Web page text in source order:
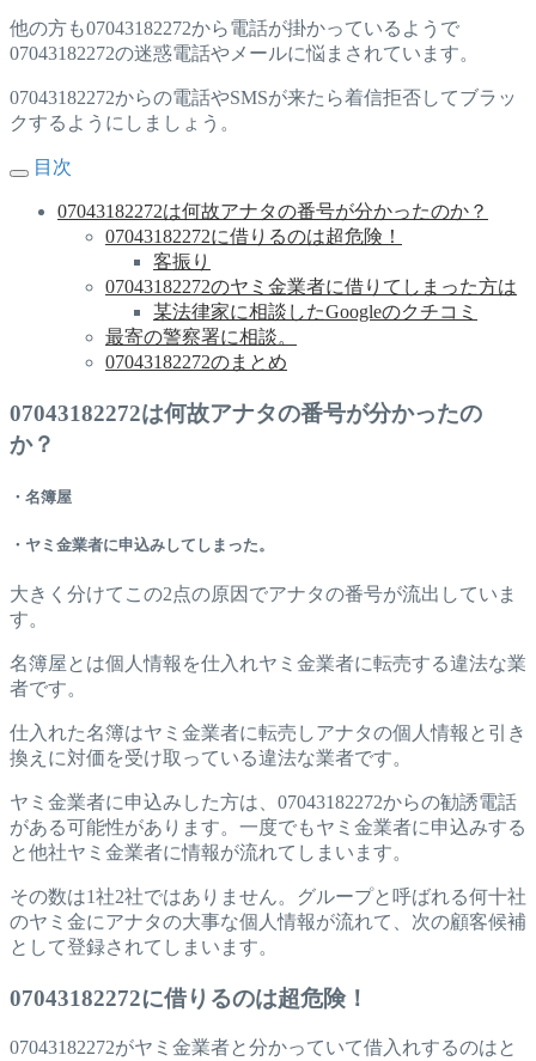
他の方も07043182272から電話が掛かっているようで
07043182272の迷惑電話やメールに悩まされています。
07043182272からの電話やSMSが来たら着信拒否してブラッ
クするようにしましょう。
目次
07043182272は何故アナタの番号が分かったのか？
07043182272に借りるのは超危険！
客振り
07043182272のヤミ金業者に借りてしまった方は
某法律家に相談したGoogleのクチコミ
最寄の警察署に相談。
07043182272のまとめ
07043182272は何故アナタの番号が分かったの
か？
・名簿屋
・ヤミ金業者に申込みしてしまった。
大きく分けてこの2点の原因でアナタの番号が流出していま
す。
名簿屋とは個人情報を仕入れヤミ金業者に転売する違法な業
者です。
仕入れた名簿はヤミ金業者に転売しアナタの個人情報と引き
換えに対価を受け取っている違法な業者です。
ヤミ金業者に申込みした方は、07043182272からの勧誘電話
がある可能性があります。一度でもヤミ金業者に申込みする
と他社ヤミ金業者に情報が流れてしまいます。
その数は1社2社ではありません。グループと呼ばれる何十社
のヤミ金にアナタの大事な個人情報が流れて、次の顧客候補
として登録されてしまいます。
07043182272に借りるのは超危険！
07043182272がヤミ金業者と分かっていて借入れするのはと